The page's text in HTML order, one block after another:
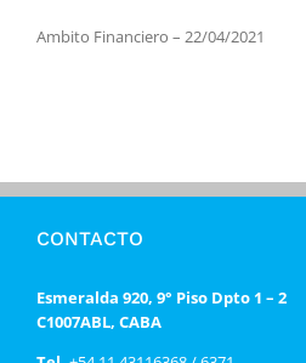
Ambito Financiero – 22/04/2021
CONTACTO
Esmeralda 920, 9° Piso Dpto 1 – 2
C1007ABL, CABA